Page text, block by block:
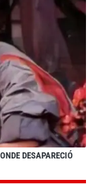
DESAPARECIÓ